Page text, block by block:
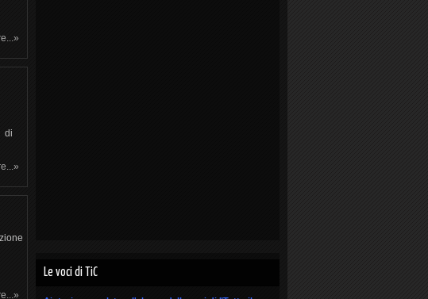
di
Le voci di TiC